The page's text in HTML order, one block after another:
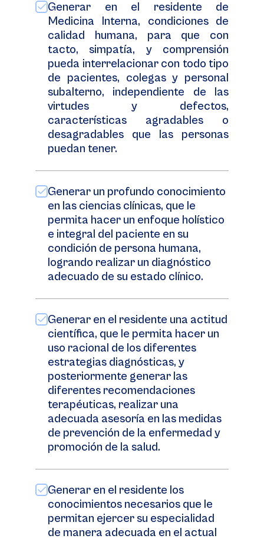
Generar en el residente de
Medicina Interna, condiciones de
calidad humana, para que con
tacto, simpatía, y comprensión
pueda interrelacionar con todo tipo
de pacientes, colegas y personal
subalterno, independiente de las
virtudes y defectos,
características agradables o
desagradables que las personas
puedan tener.
Generar un profundo conocimiento
en las ciencias clínicas, que le
permita hacer un enfoque holístico
e integral del paciente en su
condición de persona humana,
logrando realizar un diagnóstico
adecuado de su estado clínico.
Generar en el residente una actitud
científica, que le permita hacer un
uso racional de los diferentes
estrategias diagnósticas, y
posteriormente generar las
diferentes recomendaciones
terapéuticas, realizar una
adecuada asesoría en las medidas
de prevención de la enfermedad y
promoción de la salud.
Generar en el residente los
conocimientos necesarios que le
permitan ejercer su especialidad
de manera adecuada en el actual